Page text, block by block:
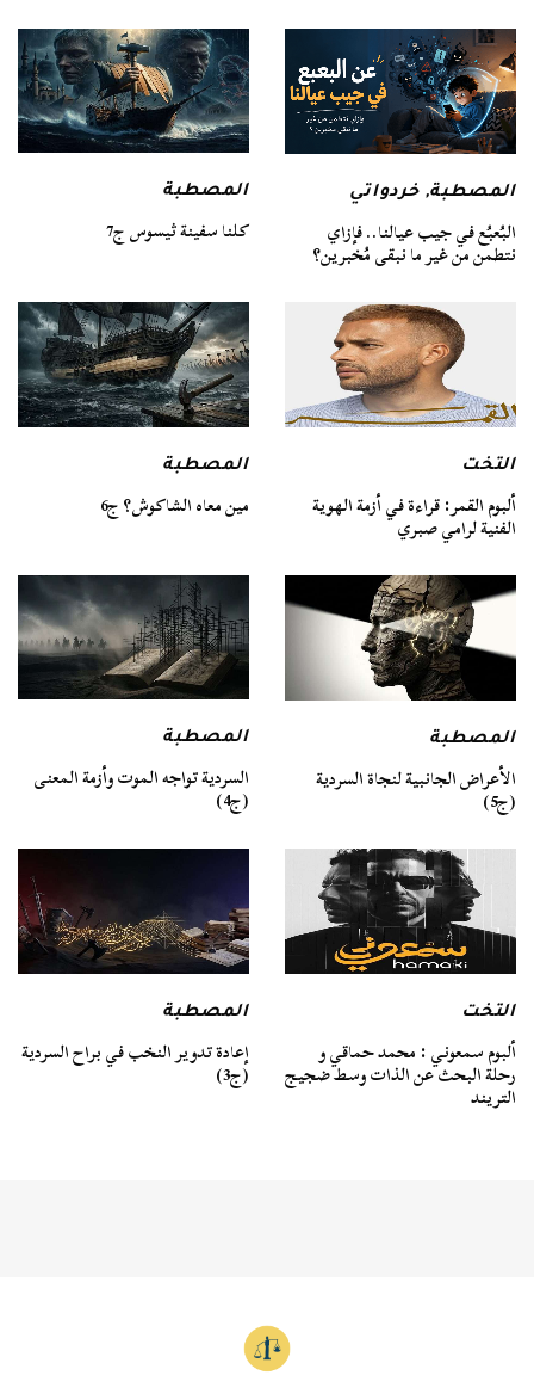
المصطبة,خردواتي
البُعبُع في جيب عيالنا.. فإزاي
نتطمن من غير ما نبقى مُخبرين؟
المصطبة
كلنا سفينة ثيسوس ج7
التخت
ألبوم القمر: قراءة في أزمة الهوية
الفنية لرامي صبري
المصطبة
مين معاه الشاكوش؟ ج6
المصطبة
الأعراض الجانبية لنجاة السردية
(ج5)
المصطبة
السردية تواجه الموت وأزمة المعنى
(ج4)
التخت
ألبوم سمعوني : محمد حماقي و
رحلة البحث عن الذات وسط ضجيج
التريند
المصطبة
إعادة تدوير النخب في براح السردية
(ج3)